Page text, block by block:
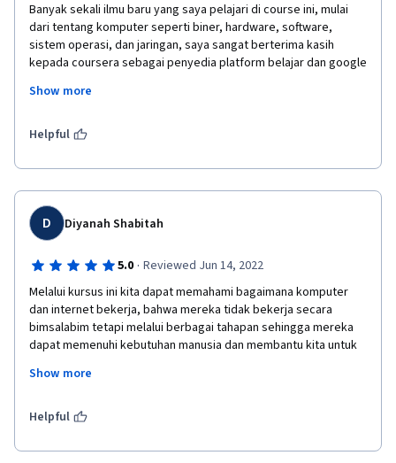
Banyak sekali ilmu baru yang saya pelajari di course ini, mulai
dari tentang komputer seperti biner, hardware, software,
sistem operasi, dan jaringan, saya sangat berterima kasih
kepada coursera sebagai penyedia platform belajar dan google
saling berkesinambungan antara satu dan lainnya, jadi harus
pertama saya belajar online di coursera, jadi saya tidak akan
Show more
Helpful
D Diyanah Shabitah
5.0 · Reviewed Jun 14, 2022
Melalui kursus ini kita dapat memahami bagaimana komputer
dan internet bekerja, bahwa mereka tidak bekerja secara
bimsalabim tetapi melalui berbagai tahapan sehingga mereka
dapat memenuhi kebutuhan manusia dan membantu kita untuk
basic kita jadi dapat menyelesaikan permasalahan teknis dalam
menghapus, dan mengkoneksikan dan mengintegrasikan
Show more
Helpful